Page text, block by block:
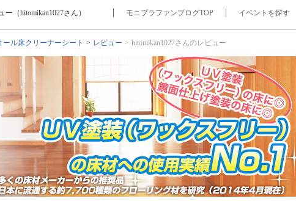
（hitomikan1027さん） モニプラファンブログTOP イベントを探す
ール床クリーナーシート レビュー hitomikan1027さんのレビュー